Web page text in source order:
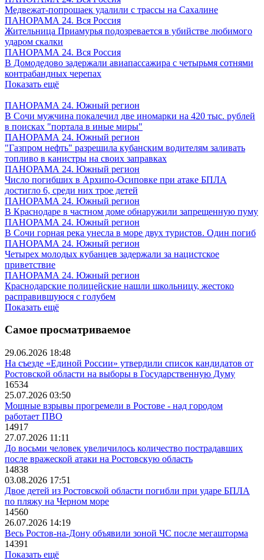
Медвежат-попрошаек удалили с трассы на Сахалине
ПАНОРАМА 24. Вся Россия
Жительница Приамурья подозревается в убийстве любимого
ударом скалки
ПАНОРАМА 24. Вся Россия
В Домодедово задержали авиапассажира с четырьмя сотнями
контрабандных черепах
Показать ещё
ПАНОРАМА 24. Южный регион
В Сочи мужчина покалечил две иномарки на 420 тыс. рублей
в поисках "портала в иные миры"
ПАНОРАМА 24. Южный регион
"Газпром нефть" разрешила кубанским водителям заливать
топливо в канистры на своих заправках
ПАНОРАМА 24. Южный регион
Число погибших в Архипо-Осиповке при атаке БПЛА
достигло 6, среди них трое детей
ПАНОРАМА 24. Южный регион
В Краснодаре в частном доме обнаружили запрещенную пуму
ПАНОРАМА 24. Южный регион
В Сочи горная река унесла в море двух туристов. Один погиб
ПАНОРАМА 24. Южный регион
Четырех молодых кубанцев задержали за нацистское
приветствие
ПАНОРАМА 24. Южный регион
Краснодарские полицейские нашли школьницу, жестоко
расправившуюся с голубем
Показать ещё
Самое просматриваемое
29.06.2026 18:48
На съезде «Единой России» утвердили список кандидатов от
Ростовской области на выборы в Государственную Думу
16534
25.07.2026 03:50
Мощные взрывы прогремели в Ростове - над городом
работает ПВО
14917
27.07.2026 11:11
До восьми человек увеличилось количество пострадавших
после вражеской атаки на Ростовскую область
14838
03.08.2026 17:51
Двое детей из Ростовской области погибли при ударе БПЛА
по пляжу на Черном море
14560
26.07.2026 14:19
Весь Ростов-на-Дону объявили зоной ЧС после мегашторма
14391
Показать ещё